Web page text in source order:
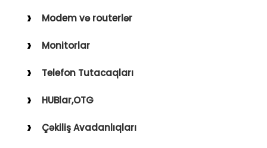
Modem və routerlər
Monitorlar
Telefon Tutacaqları
HUBlar,OTG
Çəkiliş Avadanlıqları